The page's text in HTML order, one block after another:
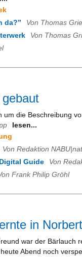
da?”
Von Thomas
Von Thomas
um die Beschreibung
lesen...
Von Redaktion
Guide
Von
Frank Philip Gröhl
in
war der Bärlauch
Abend noch